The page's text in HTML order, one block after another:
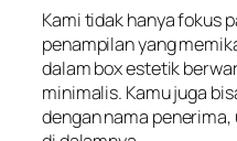
Kamitidakhanyafokus
penampilanyang
dalamboxestetik
minimalis. Kamujuga
dengannama penerima,